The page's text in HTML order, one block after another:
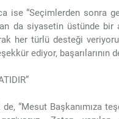
ise “Seçimlerden sonra
da siyasetin üstünde
her türlü desteği
ediyor, başarılarının
“Mesut Başkanımıza